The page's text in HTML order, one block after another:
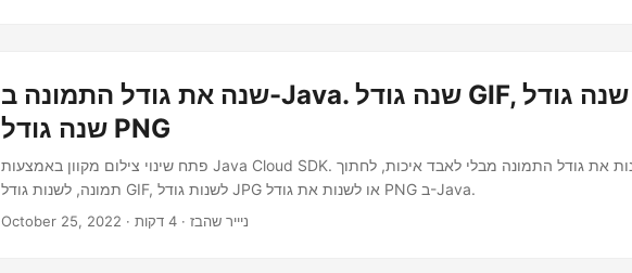
שנה את גודל התמונה ב-Java. שנה גודל GIF, שנה גודל JPG,
שנה גודל PNG
פתח שינוי צילום מקוון באמצעות Java Cloud SDK. למד כיצד לשנות את גודל התמונה מבלי לאבד איכות, לחתוך
תמונה, לשנות גודל GIF, לשנות גודל JPG או לשנות את גודל PNG ב-Java.
October 25, 2022 · ניייר שהבז · 4 דקות